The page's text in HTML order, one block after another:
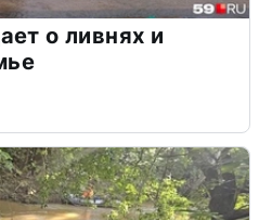
о ливнях и